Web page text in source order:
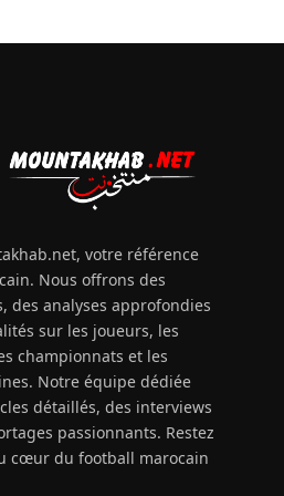
votre référence
Nous offrons des
des analyses approfondies
sur les joueurs, les
championnats et les
Notre équipe dédiée
détaillés, des interviews
passionnants. Restez
cœur du football marocain